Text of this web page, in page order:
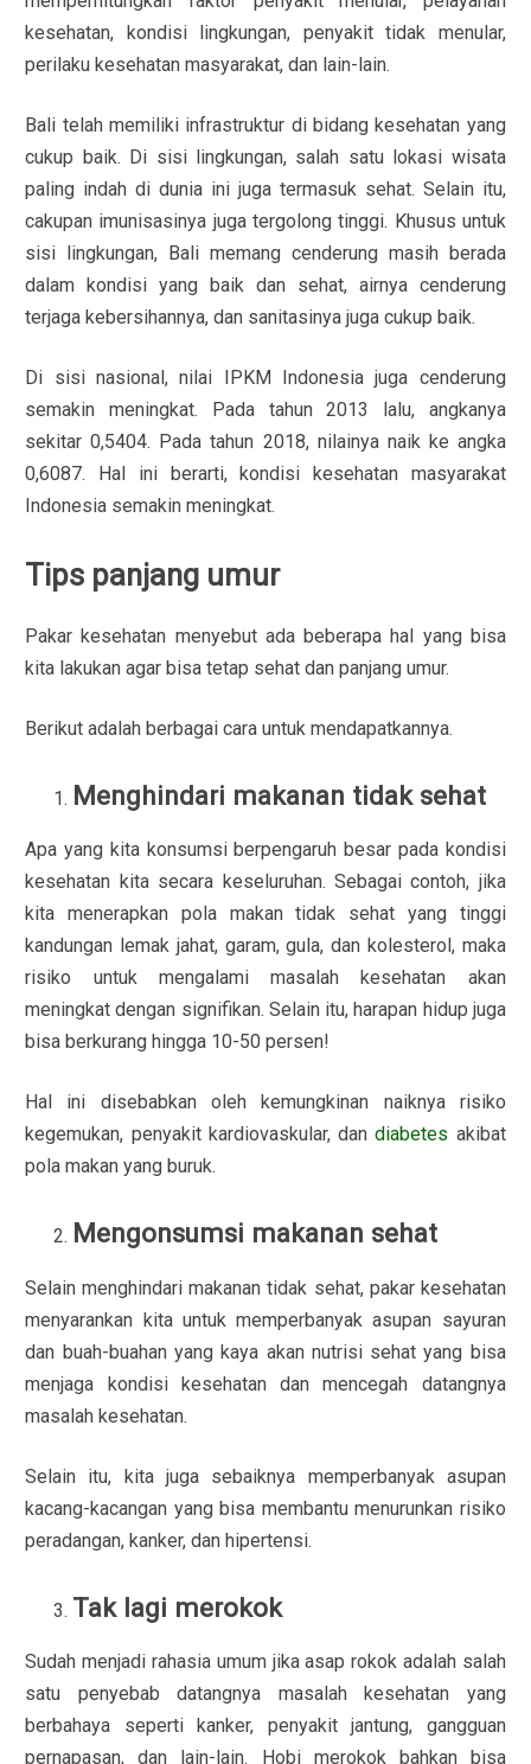
kesehatan, kondisi lingkungan, penyakit tidak menular,
perilaku kesehatan masyarakat, dan lain-lain.
Bali telah memiliki infrastruktur di bidang kesehatan yang
cukup baik. Di sisi lingkungan, salah satu lokasi wisata
paling indah di dunia ini juga termasuk sehat. Selain itu,
cakupan imunisasinya juga tergolong tinggi. Khusus untuk
sisi lingkungan, Bali memang cenderung masih berada
dalam kondisi yang baik dan sehat, airnya cenderung
terjaga kebersihannya, dan sanitasinya juga cukup baik.
Di sisi nasional, nilai IPKM Indonesia juga cenderung
semakin meningkat. Pada tahun 2013 lalu, angkanya
sekitar 0,5404. Pada tahun 2018, nilainya naik ke angka
0,6087. Hal ini berarti, kondisi kesehatan masyarakat
Indonesia semakin meningkat.
Tips panjang umur
Pakar kesehatan menyebut ada beberapa hal yang bisa
kita lakukan agar bisa tetap sehat dan panjang umur.
Berikut adalah berbagai cara untuk mendapatkannya.
Menghindari makanan tidak sehat
Apa yang kita konsumsi berpengaruh besar pada kondisi
kesehatan kita secara keseluruhan. Sebagai contoh, jika
kita menerapkan pola makan tidak sehat yang tinggi
kandungan lemak jahat, garam, gula, dan kolesterol, maka
risiko untuk mengalami masalah kesehatan akan
meningkat dengan signifikan. Selain itu, harapan hidup juga
bisa berkurang hingga 10-50 persen!
Hal ini disebabkan oleh kemungkinan naiknya risiko
kegemukan, penyakit kardiovaskular, dandiabetes akibat
pola makan yang buruk.
Mengonsumsi makanan sehat
Selain menghindari makanan tidak sehat, pakar kesehatan
menyarankan kita untuk memperbanyak asupan sayuran
dan buah-buahan yang kaya akan nutrisi sehat yang bisa
menjaga kondisi kesehatan dan mencegah datangnya
masalah kesehatan.
Selain itu, kita juga sebaiknya memperbanyak asupan
kacang-kacangan yang bisa membantu menurunkan risiko
peradangan, kanker, dan hipertensi.
Tak lagi merokok
Sudah menjadi rahasia umum jika asap rokok adalah salah
satu penyebab datangnya masalah kesehatan yang
berbahaya seperti kanker, penyakit jantung, gangguan
pernapasan, dan lain-lain. Hobi merokok bahkan bisa